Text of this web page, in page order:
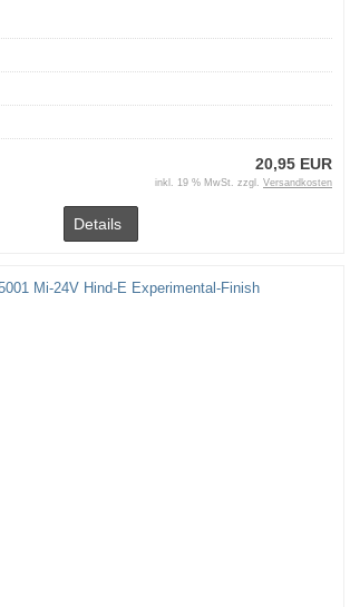
20,95 EUR
inkl. 19 % MwSt. zzgl. Versandkosten
Details